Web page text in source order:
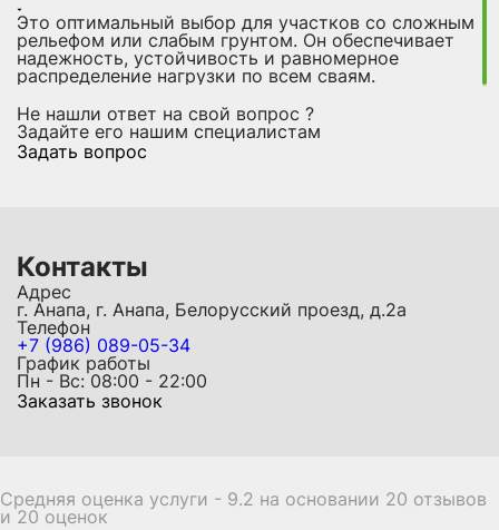
Это оптимальный выбор для участков со сложным
рельефом или слабым грунтом. Он обеспечивает
надежность, устойчивость и равномерное
распределение нагрузки по всем сваям.
Не нашли ответ на свой вопрос ?
Задайте его нашим специалистам
Задать вопрос
Контакты
Адрес
г. Анапа, г. Анапа, Белорусский проезд, д.2а
Телефон
+7 (986) 089-05-34
График работы
Пн - Вс: 08:00 - 22:00
Заказать звонок
Средняя оценка услуги - 9.2 на основании 20 отзывов
и 20 оценок